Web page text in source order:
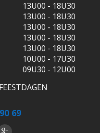
13U00 - 18U30
13U00 - 18U30
13U00 - 18U30
13U00 - 18U30
13U00 - 18U30
10U00 - 17U30
09U30 - 12U00
69